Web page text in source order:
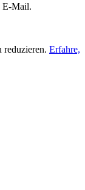
E-Mail.
reduzieren. Erfahre,